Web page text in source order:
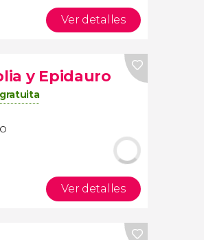
Ver detalles
y Epidauro
Ver detalles